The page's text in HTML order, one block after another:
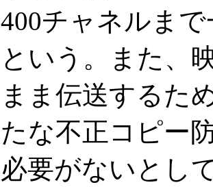
400チャネルま
という。また、
まま伝送するた
たな不正コピー
必要がないとし